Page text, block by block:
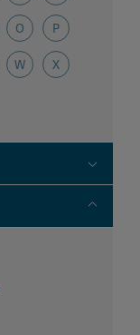
O P
W X
Toggle
Toggle